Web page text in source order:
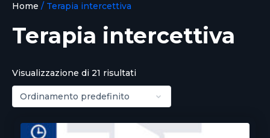
Home / Terapia intercettiva
Terapia intercettiva
Visualizzazione di 21 risultati